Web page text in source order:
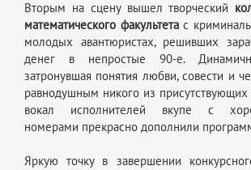
Вторым на сцену вышел творческий
математического факультетас
молодых авантюристах, решивших
денег в непростые 90-е.
затронувшая понятия любви, совести и
равнодушным никого из
вокал исполнителей вкупе с
номерами прекрасно дополнили
Яркую точку в завершении